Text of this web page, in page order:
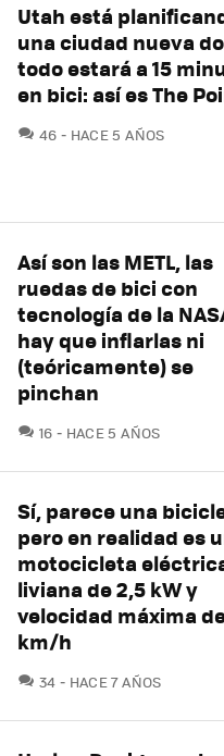
Utah está
una ciudad nueva
todo estará a 15
en bici: así es The
46 COMENTARIOS
HACE 5 AÑOS
Así son las METL, las
ruedas de bici con
tecnología de la
hay que inflarlas ni
(teóricamente) se
pinchan
16 COMENTARIOS
HACE 5 AÑOS
Sí, parece una
pero en realidad es
motocicleta
liviana de 2,5 kW y
velocidad máxima
km/h
34 COMENTARIOS
HACE 7 AÑOS